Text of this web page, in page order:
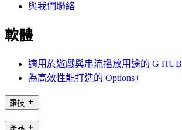
與我們聯絡
軟體
適用於遊戲與串流播放用途的 G HUB
為高效性能打造的 Options+
羅技